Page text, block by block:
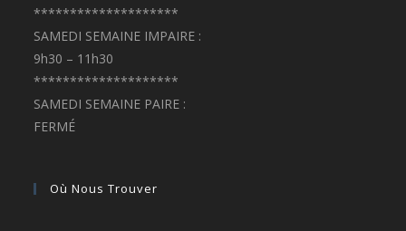
********************
SAMEDI SEMAINE IMPAIRE :
9h30 – 11h30
********************
SAMEDI SEMAINE PAIRE :
FERMÉ
Où Nous Trouver